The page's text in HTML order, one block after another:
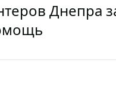
Днепра